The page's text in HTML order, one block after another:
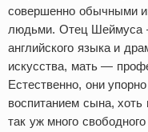
совершенно обычными
людьми. Отец Шеймуса
английского языка и
искусства, мать —
Естественно, они
воспитанием сына,
так уж много